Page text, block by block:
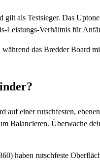
als Testsieger. Das
Leistungs-Verhältnis für
das Bredder Board
auf einer rutschfesten,
Balancieren. Überwache
haben rutschfeste